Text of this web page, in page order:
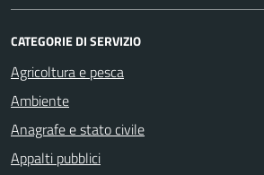
CATEGORIE DI SERVIZIO
Agricoltura e pesca
Ambiente
Anagrafe e stato civile
Appalti pubblici